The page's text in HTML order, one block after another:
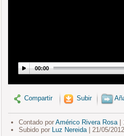
00:00
Compartir Subir
Contado por Américo Rivera Rosa|
Subido por Luz Nereida| 21/05/2012